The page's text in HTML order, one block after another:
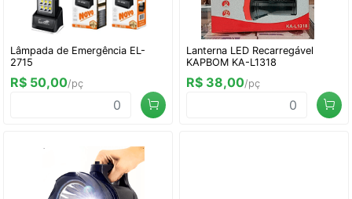
Lâmpada de Emergência EL-
2715
R$ 50,00/pç
Lanterna LED Recarregável
KAPBOM KA-L1318
R$ 38,00/pç